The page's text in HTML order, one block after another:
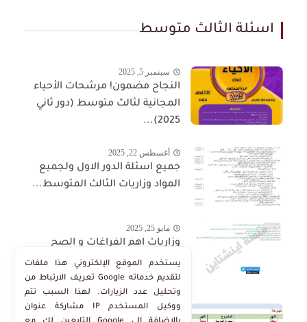
اسئلة الثالث متوسط
سبتمبر 5, 2025
النجاح مضمون! مرشحات الأحياء
المجانية لثالث متوسط (دور ثاني
2025)...
أغسطس 22, 2025
جميع اسئلة الدور الاول ولجميع
المواد وزاريات الثالث المتوسط...
مايو 25, 2025
وزاريات اهم الفراغات و الصح
والخطأ في منهج الاجتماعيات
الثالث...
مايو 25, 2025
يستخدم الموقع الإلكتروني هذا ملفات
تعريف الارتباط من Google لتقديم خدماته
وتحليل عدد الزيارات. لهذا السبب تتم
مشاركة عنوان IP ووكيل المستخدم